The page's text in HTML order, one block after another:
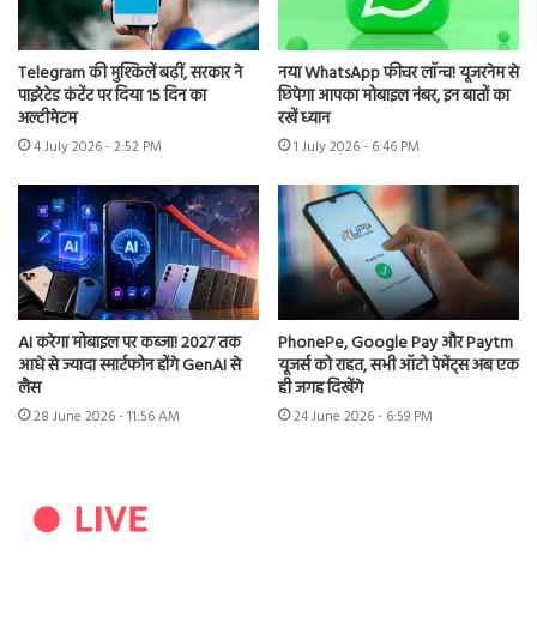
Telegram की मुश्किलें बढ़ीं, सरकार ने
पाइरेटेड कंटेंट पर दिया 15 दिन का
अल्टीमेटम
4 July 2026 - 2:52 PM
नया WhatsApp फीचर लॉन्च! यूजरनेम से
छिपेगा आपका मोबाइल नंबर, इन बातों का
रखें ध्यान
1 July 2026 - 6:46 PM
AI करेगा मोबाइल पर कब्जा! 2027 तक
आधे से ज्यादा स्मार्टफोन होंगे GenAI से
लैस
28 June 2026 - 11:56 AM
PhonePe, Google Pay और Paytm
यूजर्स को राहत, सभी ऑटो पेमेंट्स अब एक
ही जगह दिखेंगे
24 June 2026 - 6:59 PM